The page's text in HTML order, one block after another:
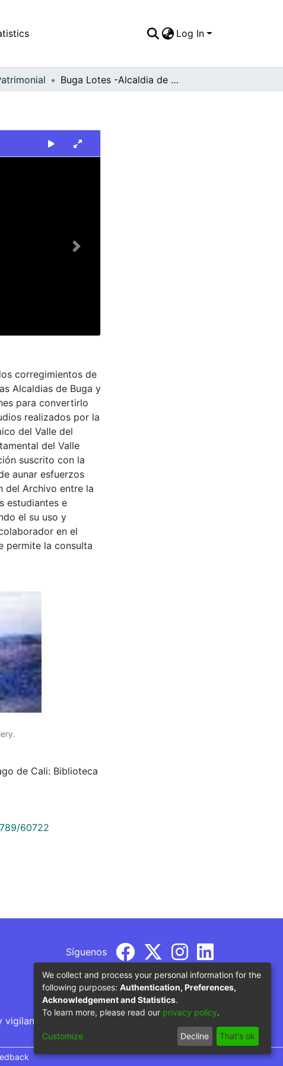
Log In
Buga Lotes -Alcaldia de Buga
Next
corregimientos de
Alcaldias de Buga y
para convertirlo
realizados por la
del Valle del
del Valle
suscrito con la
aunar esfuerzos
del Archivo entre la
estudiantes e
el su uso y
en el
permite la consulta
de Cali: Biblioteca
60722
Síguenos
por parte del Ministerio de Educación
We collect and process your personal information for the
following purposes: Authentication, Preferences,
Acknowledgement and Statistics.
To learn more, please read our privacy policy.
Customize Decline That's ok